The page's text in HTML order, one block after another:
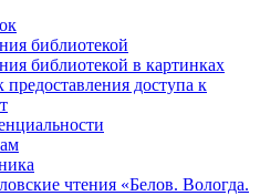
библиотекой
библиотекой в картинках
доступа к
чтения «Белов. Вологда.